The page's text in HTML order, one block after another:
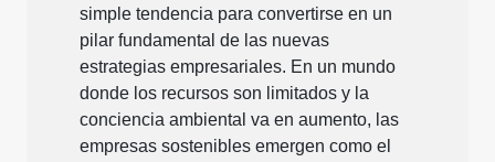
simple tendencia para convertirse en un
pilar fundamental de las nuevas
estrategias empresariales. En un mundo
donde los recursos son limitados y la
conciencia ambiental va en aumento, las
empresas sostenibles emergen como el